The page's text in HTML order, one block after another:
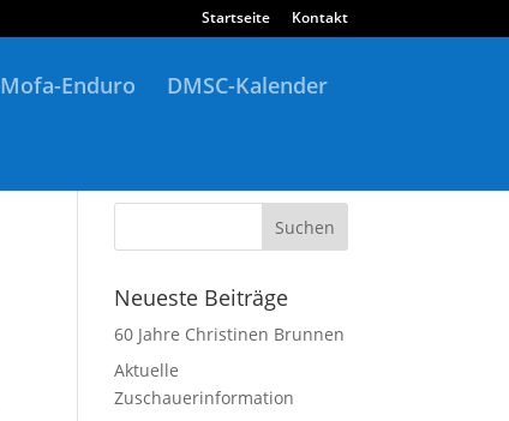
Startseite Kontakt
Mofa-Enduro
DMSC-Kalender
Neueste Beiträge
60 Jahre Christinen Brunnen
Aktuelle
Zuschauerinformation